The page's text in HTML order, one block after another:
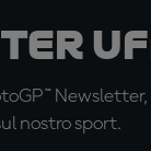
nostro sport.